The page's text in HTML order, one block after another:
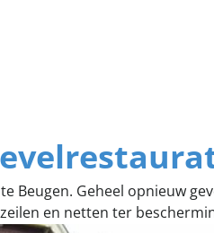
Beugen. Geheel opnieuw
zeilen en netten ter